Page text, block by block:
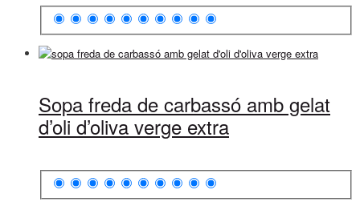
Sopa freda de carbassó amb gelat
d’oli d’oliva verge extra